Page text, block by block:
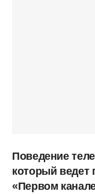
Поведение
который ведет
«Первом